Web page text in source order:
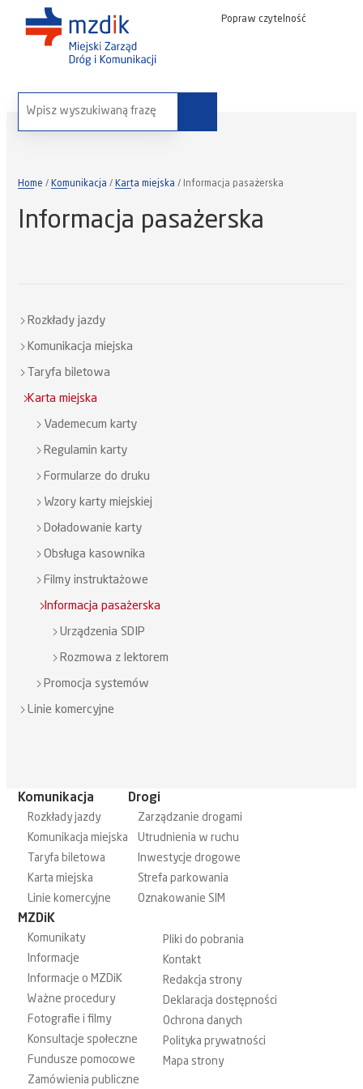
Popraw czytelność
wyszukaj na stronie:
Home Komunikacja Karta miejska Informacja pasażerska
Informacja pasażerska
Rozkłady jazdy
Komunikacja miejska
Taryfa biletowa
Karta miejska
Vademecum karty
Regulamin karty
Formularze do druku
Wzory karty miejskiej
Doładowanie karty
Obsługa kasownika
Filmy instruktażowe
Informacja pasażerska
Urządzenia SDIP
Rozmowa z lektorem
Promocja systemów
Linie komercyjne
Komunikacja
Rozkłady jazdy
Komunikacja miejska
Taryfa biletowa
Karta miejska
Linie komercyjne
Drogi
Zarządzanie drogami
Utrudnienia w ruchu
Inwestycje drogowe
Strefa parkowania
Oznakowanie SIM
MZDiK
Komunikaty
Informacje
Informacje o MZDiK
Ważne procedury
Fotografie i filmy
Konsultacje społeczne
Fundusze pomocowe
Zamówienia publiczne
Pliki do pobrania
Kontakt
Redakcja strony
Deklaracja dostępności
Ochrona danych
Polityka prywatności
Mapa strony